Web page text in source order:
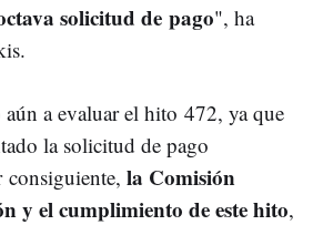
solicitud de pago", ha
a evaluar el hito 472, ya que
la solicitud de pago
consiguiente, la Comisión
y el cumplimiento de este hito,